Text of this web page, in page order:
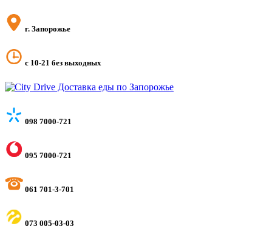
г. Запорожье
с 10-21 без выходных
098 7000-721
095 7000-721
061 701-3-701
073 005-03-03